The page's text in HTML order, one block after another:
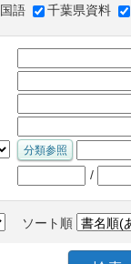
語 千葉県資料
/
ソート順